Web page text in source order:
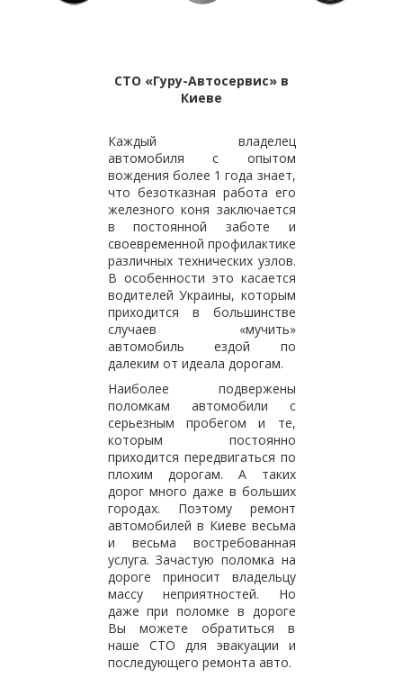
СТО «Гуру-Автосервис» в
Киеве
Каждый владелец
автомобиля с опытом
вождения более 1 года знает,
что безотказная работа его
железного коня заключается
в постоянной заботе и
своевременной профилактике
различных технических узлов.
В особенности это касается
водителей Украины, которым
приходится в большинстве
случаев «мучить»
автомобиль ездой по
далеким от идеала дорогам.
Наиболее подвержены
поломкам автомобили с
серьезным пробегом и те,
которым постоянно
приходится передвигаться по
плохим дорогам. А таких
дорог много даже в больших
городах. Поэтому ремонт
автомобилей в Киеве весьма
и весьма востребованная
услуга. Зачастую поломка на
дороге приносит владельцу
массу неприятностей. Но
даже при поломке в дороге
Вы можете обратиться в
наше СТО для эвакуации и
последующего ремонта авто.